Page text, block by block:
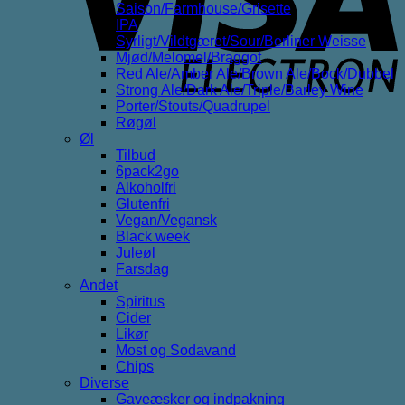
Saison/Farmhouse/Grisette
IPA
Syrligt/Vildtgæret/Sour/Berliner Weisse
Mjød/Melomel/Braggot
Red Ale/Amber Ale/Brown Ale/Bock/Dubbel
Strong Ale/Dark Ale/Triple/Barley Wine
Porter/Stouts/Quadrupel
Røgøl
Øl
Tilbud
6pack2go
Alkoholfri
Glutenfri
Vegan/Vegansk
Black week
Juleøl
Farsdag
Andet
Spiritus
Cider
Likør
Most og Sodavand
Chips
Diverse
Gaveæsker og indpakning